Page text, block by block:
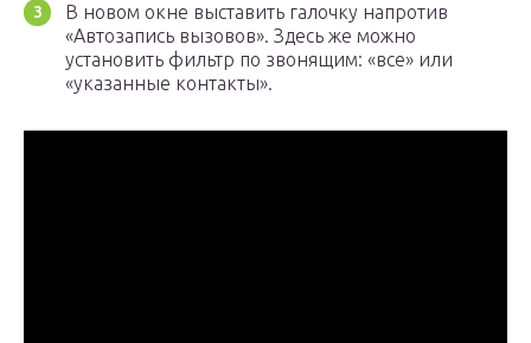
В новом окне выставить галочку напротив
«Автозапись вызовов». Здесь же можно
установить фильтр по звонящим: «все» или
«указанные контакты».